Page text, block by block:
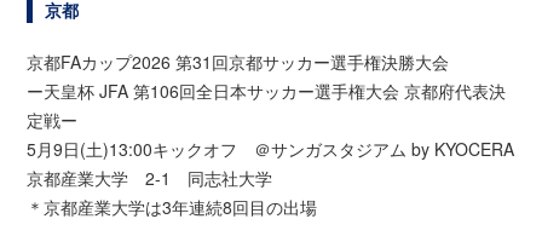
京都
京都FAカップ2026 第31回京都サッカー選手権決勝大会
ー天皇杯 JFA 第106回全日本サッカー選手権大会 京都府代表決
定戦ー
5月9日(土)13:00キックオフ ＠サンガスタジアム by KYOCERA
京都産業大学 2-1 同志社大学
＊京都産業大学は3年連続8回目の出場